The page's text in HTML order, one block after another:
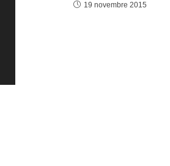
19 novembre 2015